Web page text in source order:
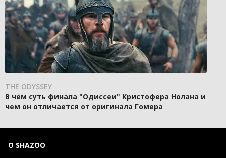
THE ODYSSEY
В чем суть финала "Одиссеи" Кристофера Нолана и
чем он отличается от оригинала Гомера
О SHAZOO